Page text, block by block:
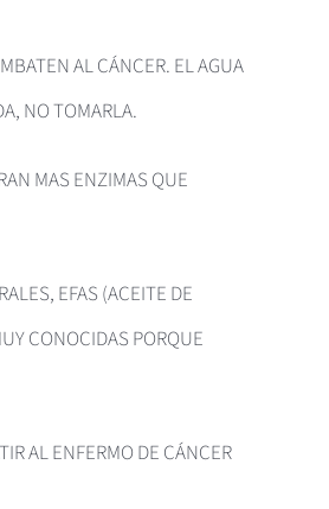
AL CÁNCER. EL AGUA
NO TOMARLA.
MAS ENZIMAS QUE
EFAS (ACEITE DE
CONOCIDAS PORQUE
AL ENFERMO DE CÁNCER